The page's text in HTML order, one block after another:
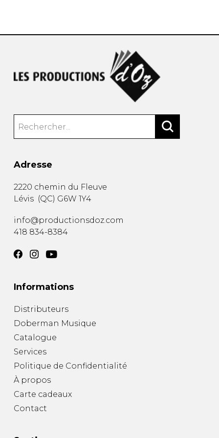
Adresse
2220 chemin du Fleuve
Lévis (QC) G6W 1Y4
info@productionsdoz.com
418 834-8384
Informations
Distributeurs
Doberman Musique
Catalogue
Services
Politique de Confidentialité
À propos
Carte cadeaux
Contact